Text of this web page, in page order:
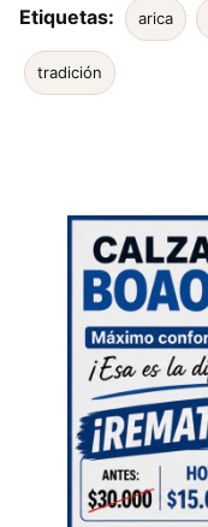
Etiquetas: arica
tradición